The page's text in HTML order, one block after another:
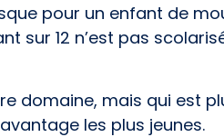
pour un enfant de
sur 12 n’est pas
domaine, mais qui est
les plus jeunes.